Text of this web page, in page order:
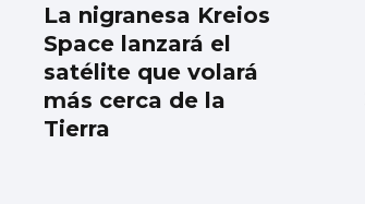
La nigranesa Kreios
Space lanzará el
satélite que volará
más cerca de la
Tierra